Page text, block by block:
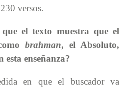
versos.
el texto muestra que el
brahman, el Absoluto,
enseñanza?
en que el buscador va